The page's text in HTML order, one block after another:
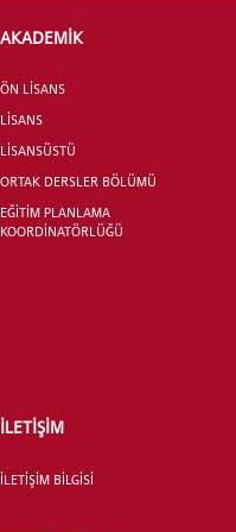
INTERNATIONAL
LİSANSÜSTÜ EĞİTİM
AKADEMİK
ÖN LİSANS
LİSANS
LİSANSÜSTÜ
ORTAK DERSLER BÖLÜMÜ
EĞİTİM PLANLAMA
KOORDİNATÖRLÜĞÜ
İLETİŞİM
İLETİŞİM BİLGİSİ